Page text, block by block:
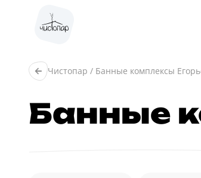
Чистопар / Банные комплексы
Банные